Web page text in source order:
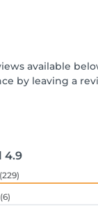
available
by leaving a
4.9
(229)
(6)